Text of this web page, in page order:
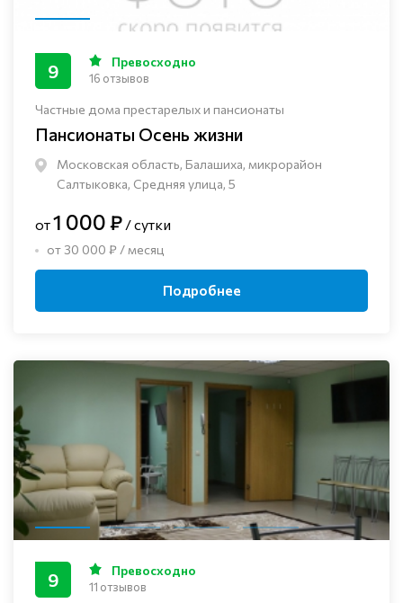
Частные дома престарелых и пансионаты
Пансионаты Осень жизни
Московская область, Балашиха, микрорайон
Салтыковка, Средняя улица, 5
9 Превосходно
16 отзывов
от1 000 ₽ / сутки
от 30 000 ₽ / месяц
Подробнее
9 Превосходно
11 отзывов